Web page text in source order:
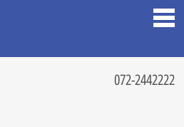
072-2442222